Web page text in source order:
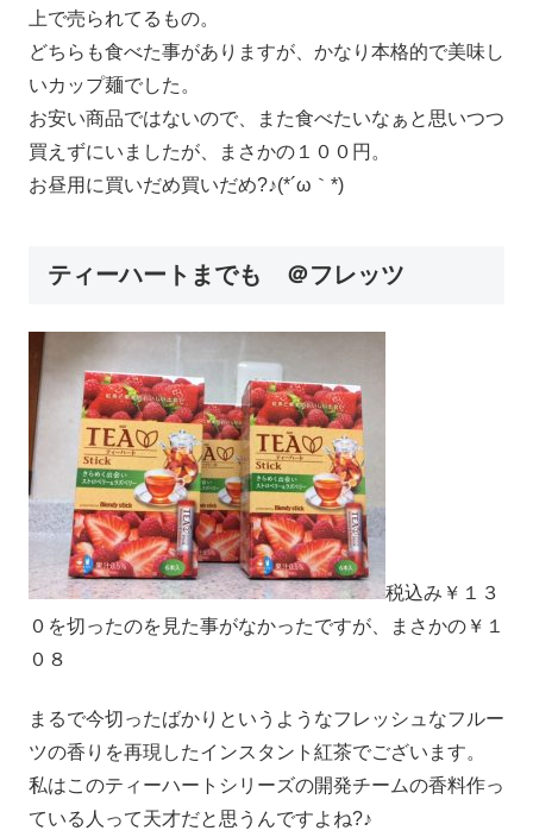
上で売られてるもの。
どちらも食べた事がありますが、かなり本格的で美味し
いカップ麺でした。
お安い商品ではないので、また食べたいなぁと思いつつ
買えずにいましたが、まさかの１００円。
お昼用に買いだめ買いだめ?♪(*´ω｀*)
ティーハートまでも ＠フレッツ
税込み￥１３
０を切ったのを見た事がなかったですが、まさかの￥１
０８
まるで今切ったばかりというようなフレッシュなフルー
ツの香りを再現したインスタント紅茶でございます。
私はこのティーハートシリーズの開発チームの香料作っ
ている人って天才だと思うんですよね?♪